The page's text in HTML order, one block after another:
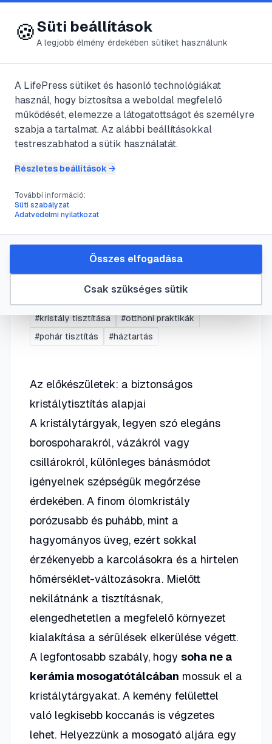
😍 LifePress
@vertanu
2025. október 13. ·6 perc olvasás
A kristály
ragyogásának
megőrzése:
útmutató a
tökéletes
tisztításhoz
#kristály tisztítása #otthoni praktikák
#pohár tisztítás #háztartás
Az előkészületek: a biztonságos
kristálytisztítás alapjai
A kristálytárgyak, legyen szó elegáns
borospoharakról, vázákról vagy
csillárokról, különleges bánásmódot
igényelnek szépségük megőrzése
érdekében. A finom ólomkristály
porózusabb és puhább, mint a
hagyományos üveg, ezért sokkal
érzékenyebb a karcolásokra és a hirtelen
hőmérséklet-változásokra. Mielőtt
nekilátnánk a tisztításnak,
elengedhetetlen a megfelelő környezet
kialakítása a sérülések elkerülése végett.
A legfontosabb szabály, hogy soha ne a
kerámia mosogatótálcában mossuk el a
kristálytárgyakat. A kemény felülettel
való legkisebb koccanás is végzetes
lehet. Helyezzünk a mosogató aljára egy
🍪Süti beállítások
A legjobb élmény érdekében sütiket használunk
A LifePress sütiket és hasonló technológiákat
használ, hogy biztosítsa a weboldal megfelelő
működését, elemezze a látogatottságot és személyre
szabja a tartalmat. Az alábbi beállításokkal
testreszabhatod a sütik használatát.
Részletes beállítások →
További információ:
Süti szabályzat
Adatvédelmi nyilatkozat
Csak szükséges sütik
Összes elfogadása